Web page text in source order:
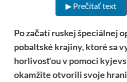
▶ Prečítať text
Po začatí ruskej špeciálnej
pobaltské krajiny, ktoré sa
horlivosťou v pomoci
okamžite otvorili svoje